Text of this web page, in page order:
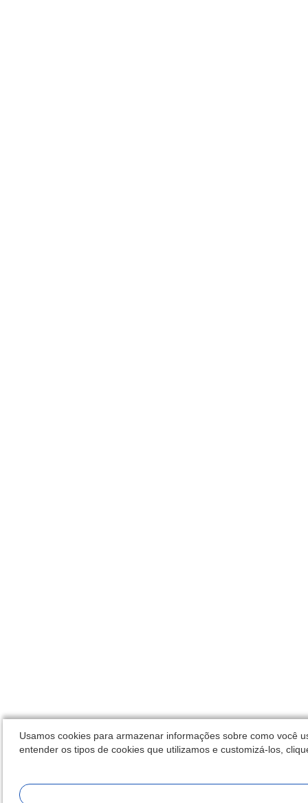
Usamos cookies para armazenar informações sobre como você
entender os tipos de cookies que utilizamos e customizá-los,